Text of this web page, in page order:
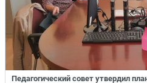
Педагогический совет утвердил